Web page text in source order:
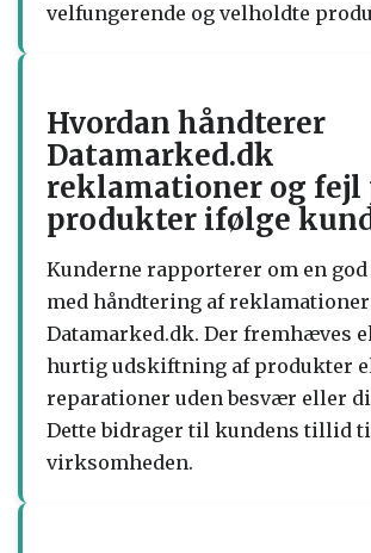
velfungerende og velholdte
Hvordan håndterer
Datamarked.dk
reklamationer og fejl
produkter ifølge
Kunderne rapporterer om en
med håndtering af
Datamarked.dk. Der fremhæves
hurtig udskiftning af produkter
reparationer uden besvær eller
Dette bidrager til kundens tillid
virksomheden.